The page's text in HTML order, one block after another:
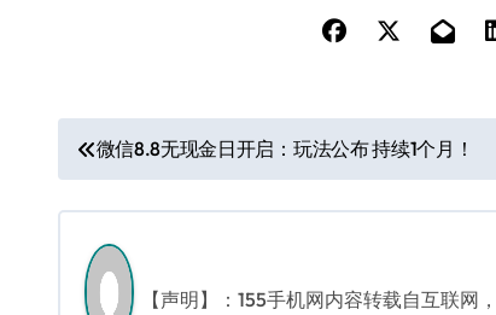
文
章
导
航
微信8.8无现金日开启：玩法公布 持续1个月！
【声明】：155手机网内容转载自互联网